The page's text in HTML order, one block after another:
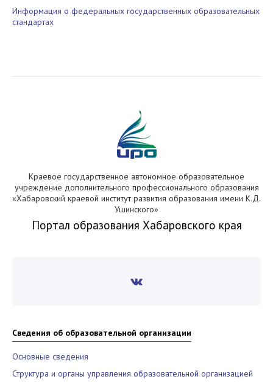
Информация о федеральных государственных образовательных
стандартах
Краевое государственное автономное образовательное
учреждение дополнительного профессионального образования
«Хабаровский краевой институт развития образования имени К.Д.
Ушинского»
Портал образования Хабаровского края
Сведения об образовательной организации
Основные сведения
Структура и органы управления образовательной организацией